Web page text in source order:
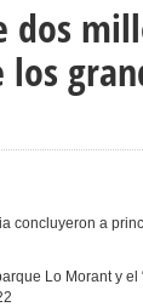
concluyeron a
Lo Morant y el